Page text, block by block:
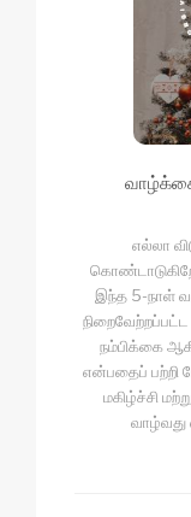
வாழ்க்கை
எல்லா
இந்த 5-நாள்
நிறைவேற்றப்பட்ட
நம்பிக்கை
என்பதைப் பற்றி
மகிழ்ச்சி
வாழ்வது